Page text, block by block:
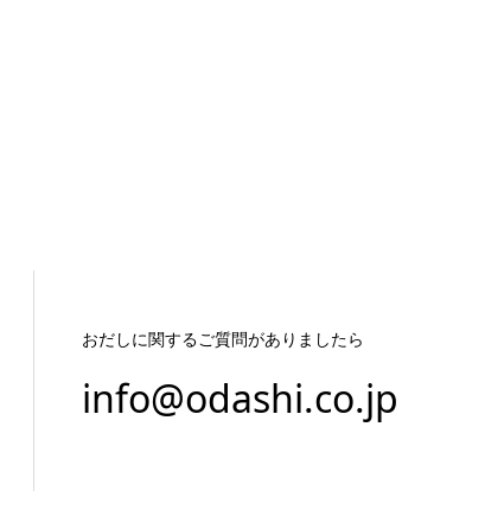
おだしに関するご質問がありましたら
info@odashi.co.jp